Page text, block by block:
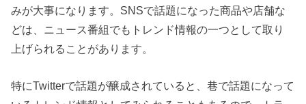
みが大事になります。SNSで話題になった商品や店舗な
どは、ニュース番組でもトレンド情報の一つとして取り
上げられることがあります。
特にTwitterで話題が醸成されていると、巷で話題になって